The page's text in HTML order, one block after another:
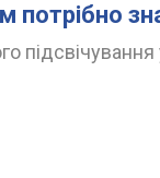
потрібно